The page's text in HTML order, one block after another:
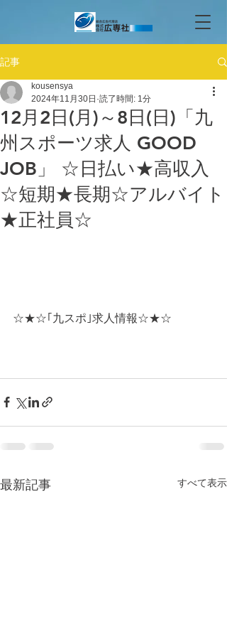
記事
12月2日(月)～8日(日)「九
州スポーツ求人 GOOD
JOB」 ☆日払い★高収入
☆短期★長期☆アルバイト
★正社員☆
kousensya
2024年11月30日 読了時間: 1分
☆★☆｢九スポ｣求人情報☆★☆
最新記事 すべて表示